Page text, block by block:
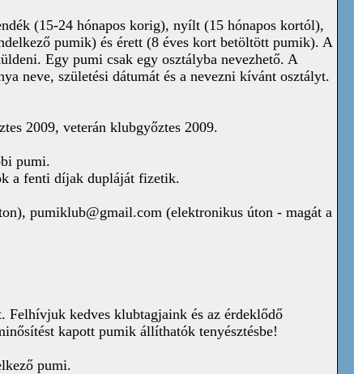
(15-24 hónapos korig), nyílt (15 hónapos kortól),
pumik) és érett (8 éves kort betöltött pumik). A
Egy pumi csak egy osztályba nevezhető. A
neve, születési dátumát és a nevezni kívánt osztályt.
2009, veterán klubgyőztes 2009.
pumi.
a fenti díjak dupláját fizetik.
pumiklub@gmail.com (elektronikus úton - magát a
Felhívjuk kedves klubtagjaink és az érdeklődő
kapott pumik állíthatók tenyésztésbe!
pumi.